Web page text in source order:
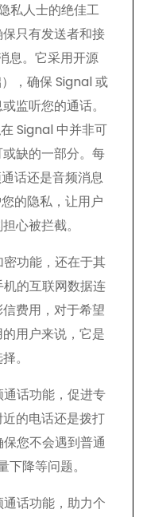
私人士的绝佳工
只有发送者和接
息。它采用开源
，确保 Signal 或
监听您的通话。
Signal 中并非可
缺的一部分。每
话还是音频消息
的隐私，让用户
心被拦截。
功能，还在于其
的互联网数据连
费用，对于希望
用户来说，它是
。
话功能，促进专
的电话还是拨打
您不会遇到普通
降等问题。
话功能，助力个